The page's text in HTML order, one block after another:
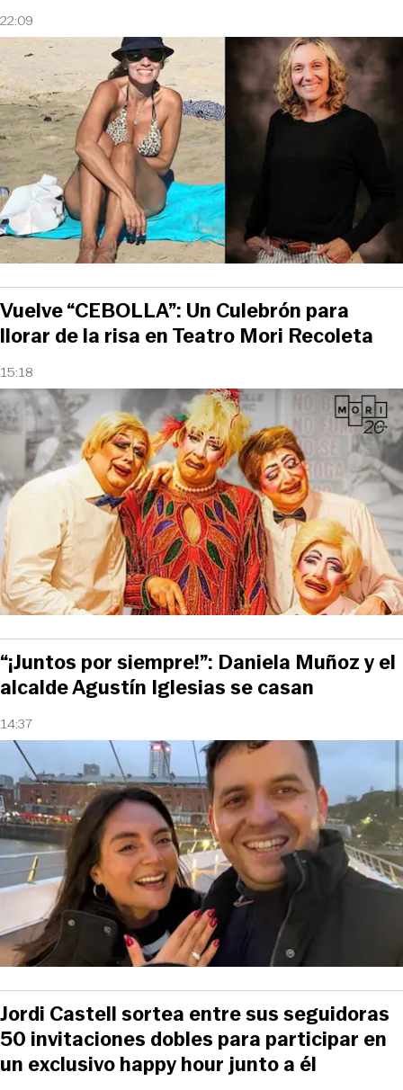
22:09
15:18
Vuelve “CEBOLLA”: Un Culebrón para
llorar de la risa en Teatro Mori Recoleta
14:37
“¡Juntos por siempre!”: Daniela Muñoz y el
alcalde Agustín Iglesias se casan
Jordi Castell sortea entre sus seguidoras
50 invitaciones dobles para participar en
un exclusivo happy hour junto a él